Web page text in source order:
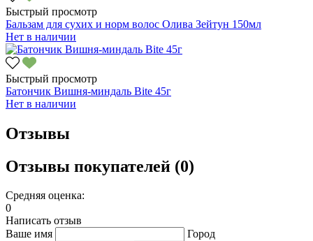
Быстрый просмотр
Бальзам для сухих и норм волос Олива Зейтун 150мл
Нет в наличии
Быстрый просмотр
Батончик Вишня-миндаль Bite 45г
Нет в наличии
Отзывы
Отзывы покупателей (0)
Средняя оценка:
0
Написать отзыв
Ваше имя
Город